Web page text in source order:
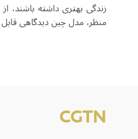
زندگی بهتری داشته باشند،
منظر، مدل چین دیدگاهی قابل